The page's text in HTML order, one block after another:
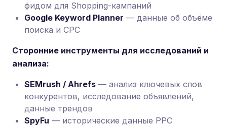
фидом для Shopping-кампаний
Google Keyword Planner — данные об объёме
поиска и CPC
Сторонние инструменты для исследований и
анализа:
SEMrush / Ahrefs — анализ ключевых слов
конкурентов, исследование объявлений,
данные трендов
SpyFu — исторические данные PPC